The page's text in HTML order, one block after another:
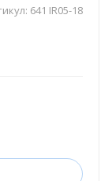
641 IR05-18